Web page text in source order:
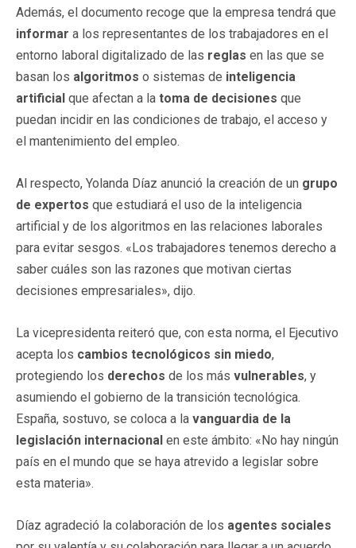
Además, el documento recoge que la empresa tendrá que
informar a los representantes de los trabajadores en el
entorno laboral digitalizado de las reglas en las que se
basan los algoritmos o sistemas de inteligencia
artificial que afectan a la toma de decisiones que
puedan incidir en las condiciones de trabajo, el acceso y
el mantenimiento del empleo.
Al respecto, Yolanda Díaz anunció la creación de un grupo
de expertos que estudiará el uso de la inteligencia
artificial y de los algoritmos en las relaciones laborales
para evitar sesgos. «Los trabajadores tenemos derecho a
saber cuáles son las razones que motivan ciertas
decisiones empresariales», dijo.
La vicepresidenta reiteró que, con esta norma, el Ejecutivo
acepta los cambios tecnológicos sin miedo,
protegiendo los derechos de los más vulnerables, y
asumiendo el gobierno de la transición tecnológica.
España, sostuvo, se coloca a la vanguardia de la
legislación internacional en este ámbito: «No hay ningún
país en el mundo que se haya atrevido a legislar sobre
esta materia».
Díaz agradeció la colaboración de los agentes sociales